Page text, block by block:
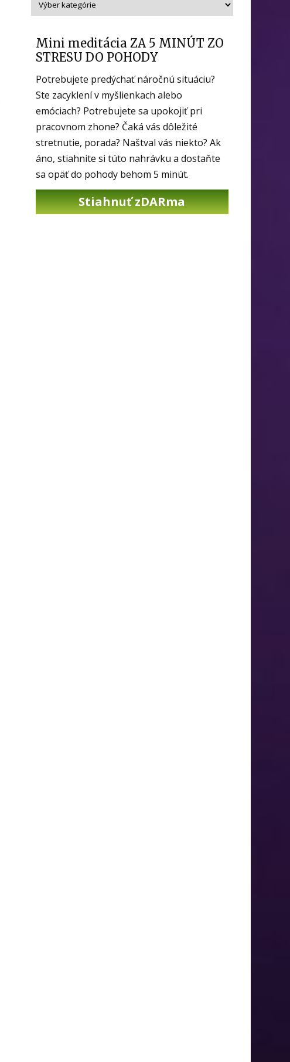
Mini meditácia ZA 5 MINÚT ZO
STRESU DO POHODY
Potrebujete predýchať náročnú situáciu?
Ste zacyklení v myšlienkach alebo
emóciach? Potrebujete sa upokojiť pri
pracovnom zhone? Čaká vás dôležité
stretnutie, porada? Naštval vás niekto? Ak
áno, stiahnite si túto nahrávku a dostaňte
sa opäť do pohody behom 5 minút.
Stiahnuť zDARma